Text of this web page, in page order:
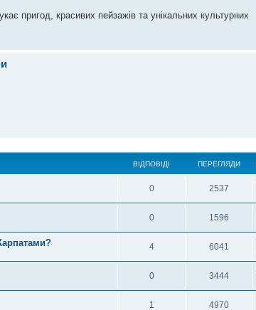
пригод, красивих пейзажів та унікальних культурних
ВІДПОВІДІ ПЕРЕГЛЯДИ
0 2537
0 1596
4 6041
0 3444
1 4970